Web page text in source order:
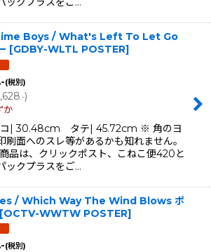
Boys / What's Left To Let Go
[GDBY-WLTL POSTER]
.-(税別)
.-)
か
| 30.48cm タテ| 45.72cm ※ 角のヨ
刷面へのスレ等があるかも知れません。
品は、クリックポスト、こねこ便420と
ックプラスをご…
/ Which Way The Wind Blows ポ
[OCTV-WWTW POSTER]
.-(税別)